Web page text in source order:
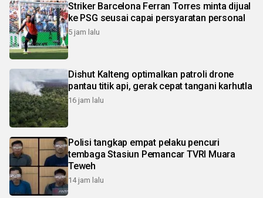
Striker Barcelona Ferran Torres minta dijual
ke PSG seusai capai persyaratan personal
5 jam lalu
Dishut Kalteng optimalkan patroli drone
pantau titik api, gerak cepat tangani karhutla
16 jam lalu
Polisi tangkap empat pelaku pencuri
tembaga Stasiun Pemancar TVRI Muara
Teweh
14 jam lalu